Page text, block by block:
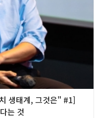
생태계, 그것은" #1]
는 것